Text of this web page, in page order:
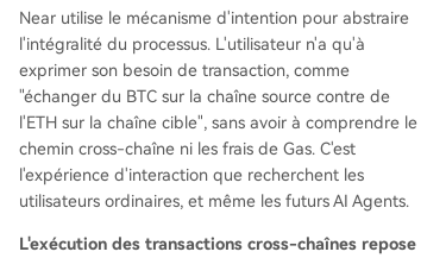
Near utilise le mécanisme d'intention pour abstraire
l'intégralité du processus. L'utilisateur n'a qu'à
exprimer son besoin de transaction, comme
"échanger du BTC sur la chaîne source contre de
l'ETH sur la chaîne cible", sans avoir à comprendre le
chemin cross-chaîne ni les frais de Gas. C'est
l'expérience d'interaction que recherchent les
utilisateurs ordinaires, et même les futurs AI Agents.
L'exécution des transactions cross-chaînes repose